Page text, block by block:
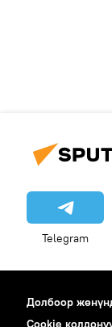
Telegram
Долбоор
Cookie